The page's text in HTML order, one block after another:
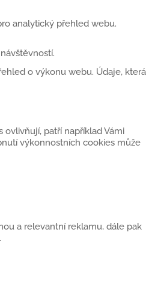
analytický přehled webu.
o výkonu webu. Údaje, která
patří například Vámi
výkonnostních cookies může
a relevantní reklamu, dále pak